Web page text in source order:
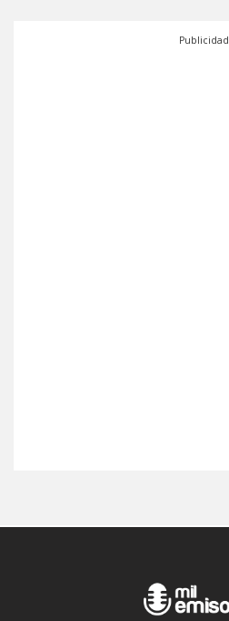
Publicidad